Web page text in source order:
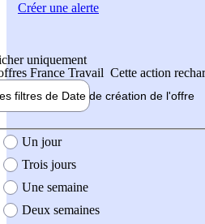
uniquement
France Travail Cette action
filtres de Date de création de l'offre
création de l'offre
Un jour
Trois jours
Une semaine
Deux semaines
Créer une alerte